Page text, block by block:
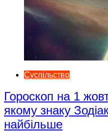
Суспільство
Гороскоп на 1
якому знаку
найбільше